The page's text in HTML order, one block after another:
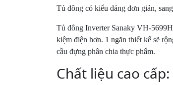
Tủ đông có kiểu dáng đơn giản,
Tủ đông Inverter Sanaky VH-
kiệm điện hơn. 1 ngăn thiết kế sẽ
cầu đựng phân chia thực phẩm.
Chất liệu cao cấp: